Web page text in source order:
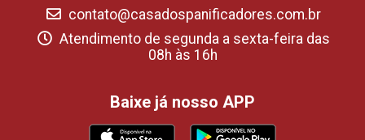
contato@casadospanificadores.com.br
Atendimento de segunda a sexta-feira das
08h às 16h
Baixe já nosso APP